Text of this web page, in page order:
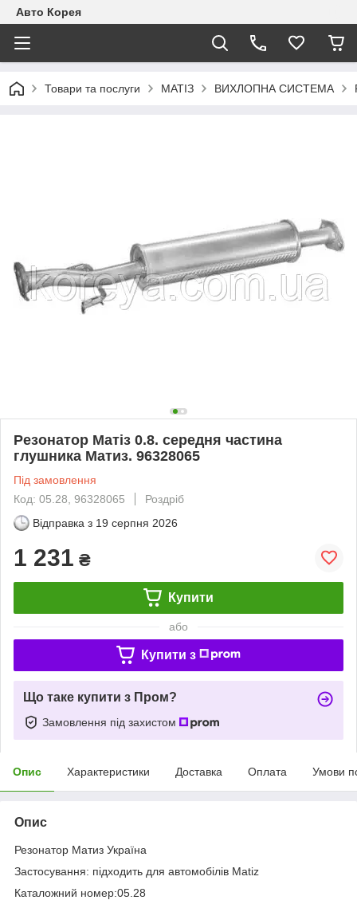
Авто Корея
Товари та послуги МАТІЗ ВИХЛОПНА СИСТЕМА
Резонатор Матіз 0.8. середня частина
глушника Матиз. 96328065
Під замовлення
Код: 05.28, 96328065
Роздріб
Відправка з 19 серпня 2026
1 231 ₴
Купити
або
Купити з
Що таке купити з Пром?
Замовлення під захистом
Опис Характеристики Доставка Оплата Умови
Опис
Резонатор Матиз Україна
Застосування: підходить для автомобілів Matiz
Каталожний номер:05.28